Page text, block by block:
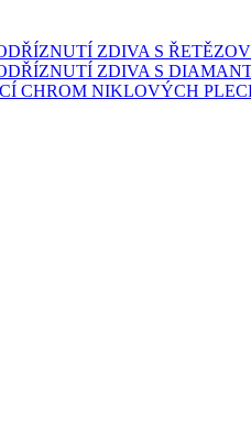
ZDIVA S
ZDIVA S
CHROM NIKLOVÝCH